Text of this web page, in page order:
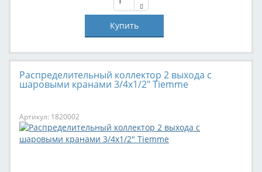
Распределительный коллектор 2 выхода с
шаровыми кранами 3/4х1/2" Tiemme
Артикул: 1820002